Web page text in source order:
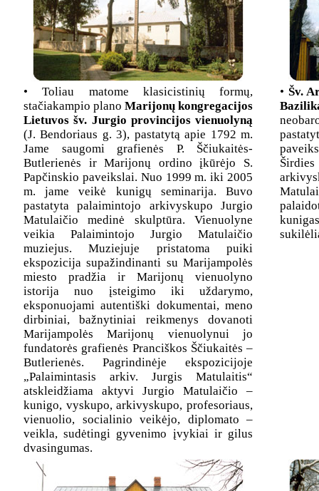
• Toliau matome klasicistinių formų,
stačiakampio plano Marijonų kongregacijos
Lietuvos šv. Jurgio provincijos vienuolyną
(J. Bendoriaus g. 3), pastatytą apie 1792 m.
Jame saugomi grafienės P. Ščiukaitės-
Butlerienės ir Marijonų ordino įkūrėjo S.
Papčinskio paveikslai. Nuo 1999 m. iki 2005
m. jame veikė kunigų seminarija. Buvo
pastatyta palaimintojo arkivyskupo Jurgio
Matulaičio medinė skulptūra. Vienuolyne
veikia Palaimintojo Jurgio Matulaičio
muziejus. Muziejuje pristatoma puiki
ekspozicija supažindinanti su Marijampolės
miesto pradžia ir Marijonų vienuolyno
istorija nuo įsteigimo iki uždarymo,
eksponuojami autentiški dokumentai, meno
dirbiniai, bažnytiniai reikmenys dovanoti
Marijampolės Marijonų vienuolynui jo
fundatorės grafienės Pranciškos Ščiukaitės –
Butlerienės. Pagrindinėje ekspozicijoje
„Palaimintasis arkiv. Jurgis Matulaitis“
atskleidžiama aktyvi Jurgio Matulaičio –
kunigo, vyskupo, arkivyskupo, profesoriaus,
vienuolio, socialinio veikėjo, diplomato –
veikla, sudėtingi gyvenimo įvykiai ir gilus
dvasingumas.
• Šv.